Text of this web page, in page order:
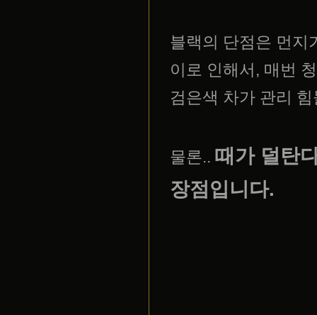
블랙의 단점은 먼지
이로 인해서, 매번
검은색 차가 관리
물론.. 때가 덜탄
장점입니다.